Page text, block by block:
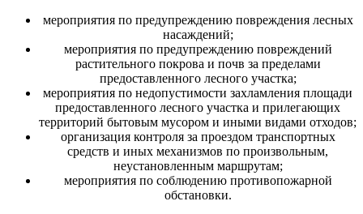
мероприятия по предупреждению повреждения лесных
насаждений;
мероприятия по предупреждению повреждений
растительного покрова и почв за пределами
предоставленного лесного участка;
мероприятия по недопустимости захламления площади
предоставленного лесного участка и прилегающих
территорий бытовым мусором и иными видами отходов;
организация контроля за проездом транспортных
средств и иных механизмов по произвольным,
неустановленным маршрутам;
мероприятия по соблюдению противопожарной
обстановки.